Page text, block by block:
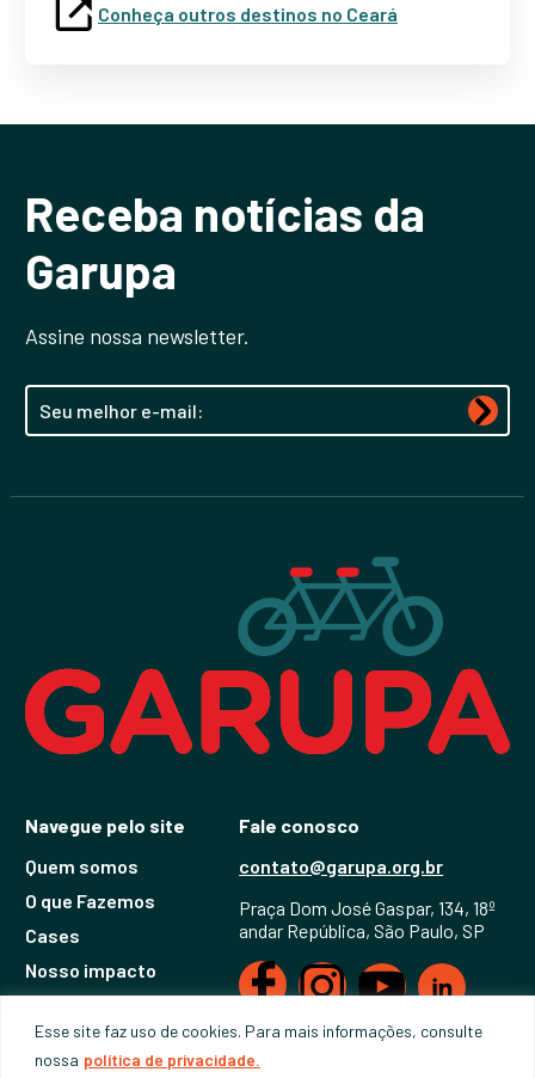
Esse site faz uso de cookies. Para mais informações, consulte
nossa política de privacidade.
Conheça outros destinos no Ceará
Receba notícias da
Garupa
Assine nossa newsletter.
Navegue pelo site
Quem somos
O que Fazemos
Cases
Nosso impacto
Fale conosco
contato@garupa.org.br
Praça Dom José Gaspar, 134, 18º
andar República, São Paulo, SP